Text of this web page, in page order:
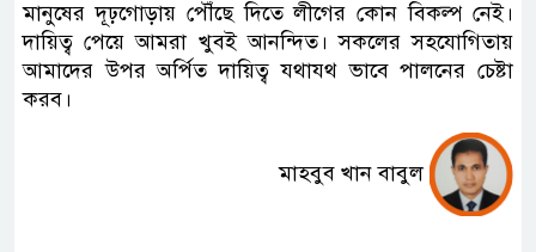
মানুষের দূঢ়গোড়ায় পৌঁছে দিতে লীগের কোন বিকল্প নেই।
দায়িত্ব পেয়ে আমরা খুবই আনন্দিত। সকলের সহযোগিতায়
আমাদের উপর অর্পিত দায়িত্ব যথাযথ ভাবে পালনের চেষ্টা
করব।
মাহবুব খান বাবুল